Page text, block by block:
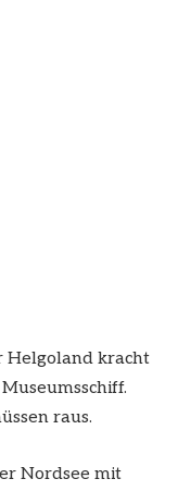
Helgoland kracht
raus.
Nordsee mit